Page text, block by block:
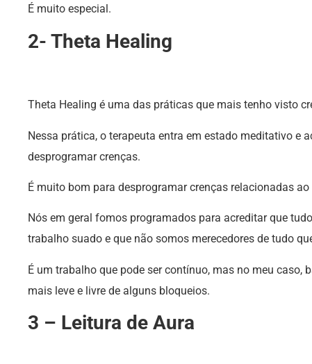
É muito especial.
2- Theta Healing
Theta Healing é uma das práticas que mais tenho visto
Nessa prática, o terapeuta entra em estado meditativo e
desprogramar crenças.
É muito bom para desprogramar crenças relacionadas
Nós em geral fomos programados para acreditar que
trabalho suado e que não somos merecedores de tudo
É um trabalho que pode ser contínuo, mas no meu
mais leve e livre de alguns bloqueios.
3 – Leitura de Aura